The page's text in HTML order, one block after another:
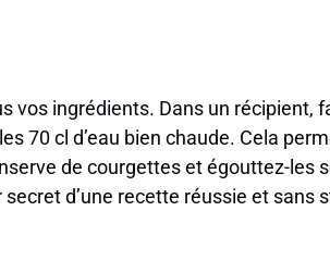
vos ingrédients. Dans un récipient,
70 cl d’eau bien chaude. Cela
de courgettes et égouttez-les
d’une recette réussie et sans